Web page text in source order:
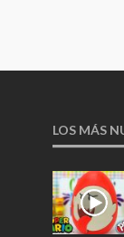
LOS MÁS